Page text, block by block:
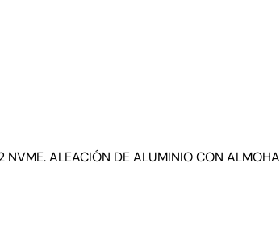
ALEACIÓN DE ALUMINIO CON